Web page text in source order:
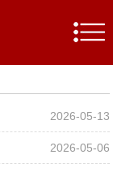
2026-05-13
2026-05-06